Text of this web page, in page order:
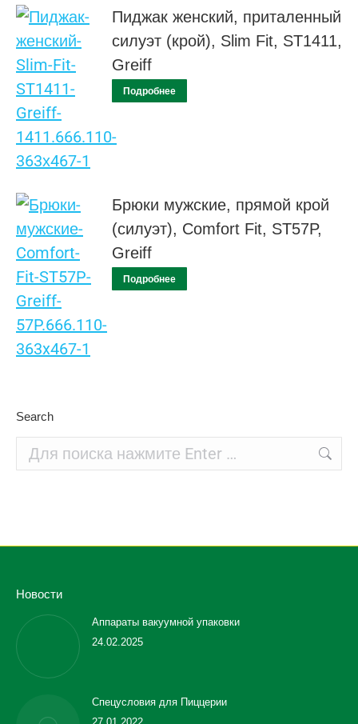
Пиджак женский, приталенный
силуэт (крой), Slim Fit, ST1411,
Greiff
Подробнее
Брюки мужские, прямой крой
(силуэт), Comfort Fit, ST57P,
Greiff
Подробнее
Search
Новости
Аппараты вакуумной упаковки
24.02.2025
Спецусловия для Пиццерии